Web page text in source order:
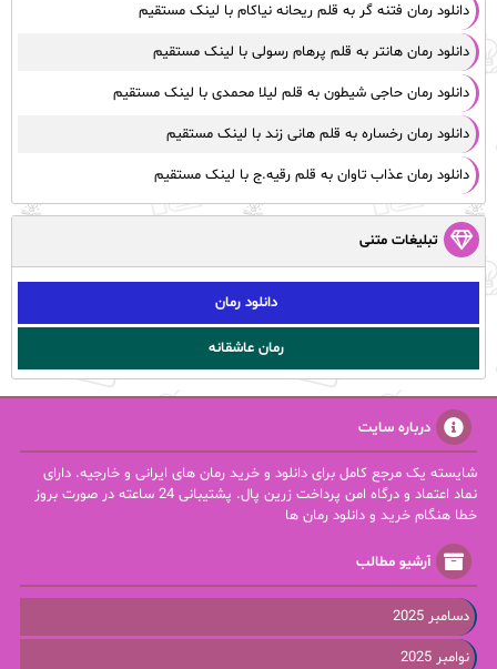
دانلود رمان فتنه گر به قلم ریحانه نیاکام با لینک مستقیم
دانلود رمان هانتر به قلم پرهام رسولی با لینک مستقیم
دانلود رمان حاجی شیطون به قلم لیلا محمدی با لینک مستقیم
دانلود رمان رخساره به قلم هانی زند با لینک مستقیم
دانلود رمان عذاب تاوان به قلم رقیه.ج با لینک مستقیم
تبلیغات متنی
دانلود رمان
رمان عاشقانه
درباره سایت
شایسته یک مرجع کامل برای دانلود و خرید رمان های ایرانی و خارجیه. دارای
نماد اعتماد و درگاه امن پرداخت زرین پال. پشتیبانی 24 ساعته در صورت بروز
خطا هنگام خرید و دانلود رمان ها
آرشیو مطالب
دسامبر 2025
نوامبر 2025